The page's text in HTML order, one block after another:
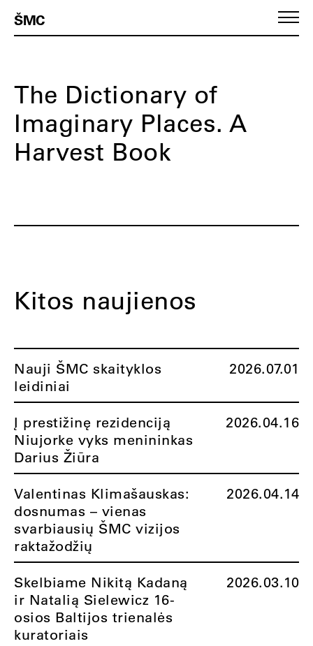
ŠMC
The Dictionary of
Imaginary Places. A
Harvest Book
Kitos naujienos
Nauji ŠMC skaityklos
leidiniai
2026.07.01
Į prestižinę rezidenciją
Niujorke vyks menininkas
Darius Žiūra
2026.04.16
Valentinas Klimašauskas:
dosnumas – vienas
svarbiausių ŠMC vizijos
raktažodžių
2026.04.14
Skelbiame Nikitą Kadaną
ir Natalią Sielewicz 16-
osios Baltijos trienalės
kuratoriais
2026.03.10